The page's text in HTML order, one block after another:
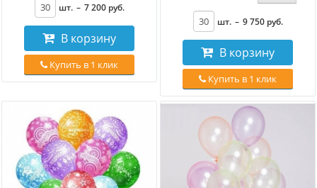
шт. – 7 200 руб.
В корзину
Купить в 1 клик
шт. – 9 750 руб.
В корзину
Купить в 1 клик